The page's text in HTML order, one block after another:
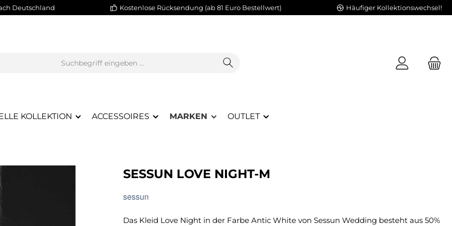
Deutschland Kostenlose Rücksendung (ab 81 Euro Bestellwert) Häufiger Kollektionswechsel!
KOLLEKTION ACCESSOIRES MARKEN OUTLET
SESSUN LOVE NIGHT-M
sessun
Das Kleid Love Night in der Farbe Antic White von Sessun Wedding besteht aus 50%